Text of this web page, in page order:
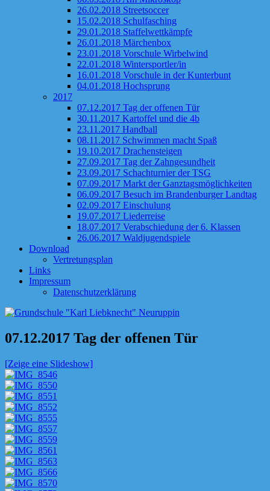
26.02.2018 Streetsoccer
15.02.2018 Schulfasching
29.01.2018 Staffelwettkämpfe
26.01.2018 Märchenbox
23.01.2018 Vorschule Wirbelwind
22.01.2018 Wintersportler/in
16.01.2018 Vorschule in der Kunterbunt
04.01.2018 Hochsprung
2017
07.12.2017 Tag der offenen Tür
30.11.2017 Kartoffel und die 4b
23.11.2017 Handball
08.11.2017 Schwimmen macht Spaß
19.10.2017 Drachensteigen
27.09.2017 Tag der Zahngesundheit
23.09.2017 Schachturnier der TSG
07.09.2017 Markt der Ganztagsmöglichkeiten
06.09.2017 Besuch im Brandenburger Landtag
02.09.2017 Einschulung
19.07.2017 Liederreise
18.07.2017 Verabschiedung der 6. Klassen
26.06.2017 Waldjugendspiele
Download
Vertretungsplan
Links
Impressum
Datenschutzerklärung
07.12.2017 Tag der offenen Tür
[Zeige eine Slideshow]